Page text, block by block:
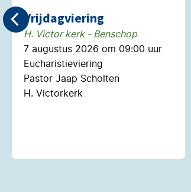
Vrijdagviering
H. Victor kerk - Benschop
7 augustus 2026 om 09:00 uur
Eucharistieviering
Pastor Jaap Scholten
H. Victorkerk